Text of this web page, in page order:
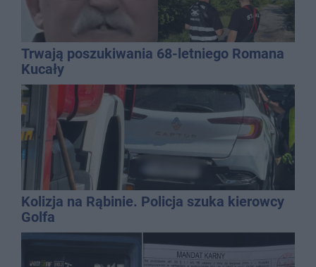
Trwają poszukiwania 68-letniego Romana
Kucały
Kolizja na Rąbinie. Policja szuka kierowcy
Golfa